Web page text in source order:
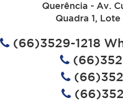
Querência - Av.
Quadra 1,
(66)3529-1218